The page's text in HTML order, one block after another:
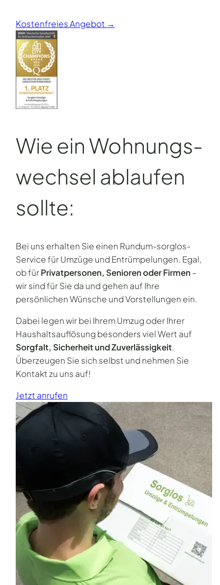
Kostenfreies Angebot →
Wie ein Wohnungs­
wechsel ablaufen
sollte:
Bei uns erhalten Sie einen Rundum-sorglos-
Service für Umzüge und Entrümpelungen. Egal,
ob fürPrivatpersonen, Senioren oder Firmen –
wir sind für Sie da und gehen auf Ihre
persönlichen Wünsche und Vorstellungen ein.
Dabei legen wir bei Ihrem Umzug oder Ihrer
Haushaltsauflösung besonders viel Wert auf
Sorgfalt, Sicherheit und Zuverlässigkeit.
Überzeugen Sie sich selbst und nehmen Sie
Kontakt zu uns auf!
Jetzt anrufen